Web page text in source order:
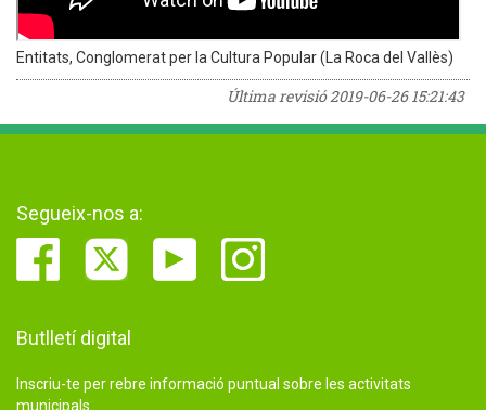
Entitats, Conglomerat per la Cultura Popular (La Roca del Vallès)
Última revisió2019-06-26 15:21:43
Segueix-nos a:
Butlletí digital
Inscriu-te per rebre informació puntual sobre les activitats
municipals.